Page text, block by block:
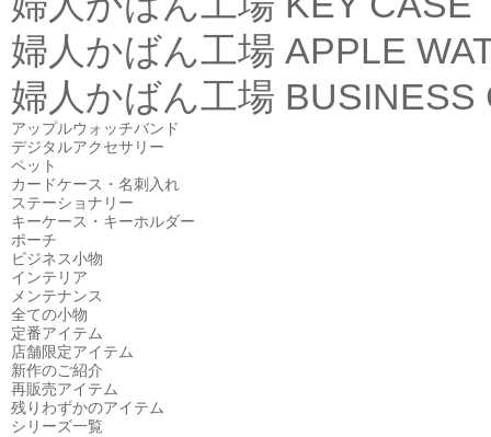
婦人かばん工場 APPLE
婦人かばん工場 BUSINESS
アップルウォッチバンド
デジタルアクセサリー
ペット
カードケース・名刺入れ
ステーショナリー
キーケース・キーホルダー
ポーチ
ビジネス小物
インテリア
メンテナンス
全ての小物
定番アイテム
店舗限定アイテム
新作のご紹介
再販売アイテム
残りわずかのアイテム
シリーズ一覧